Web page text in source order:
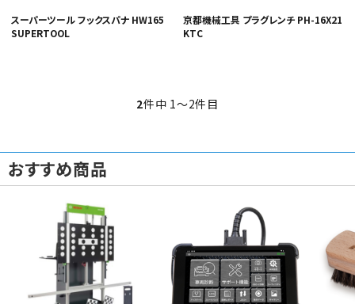
補助金で購入
スーパーツール フックスパナ HW165
SUPERTOOL
京都機械工具 プラグレンチ PH-16X21
KTC
2件中 1〜2件目
おすすめ商品